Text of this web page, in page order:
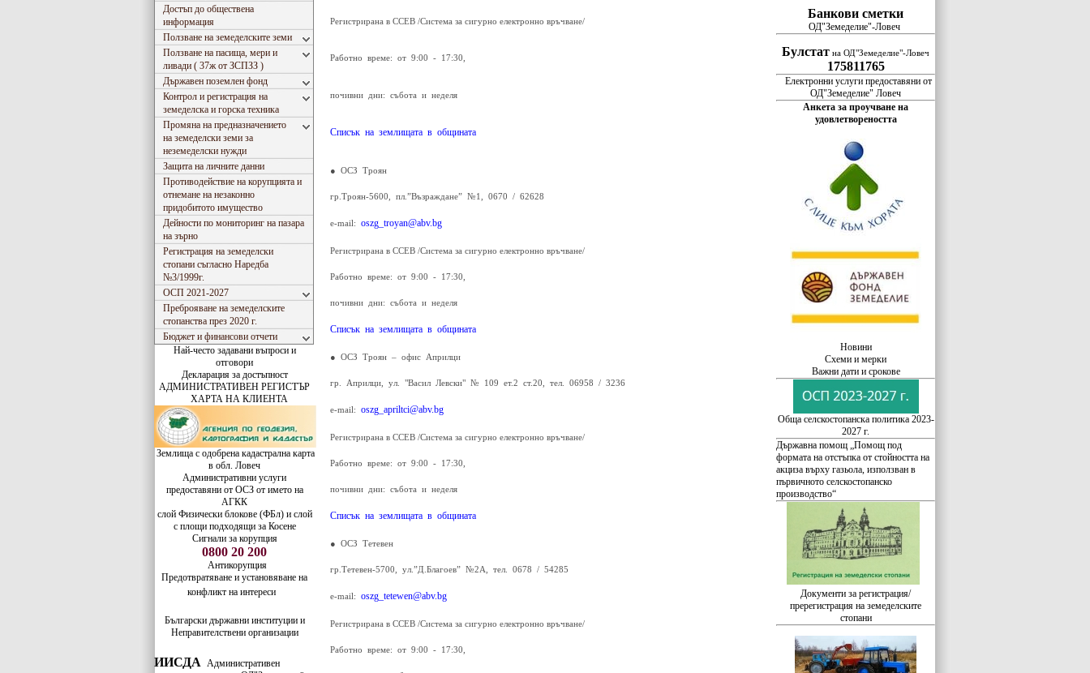
Достъп до обществена
информация
Ползване на земеделските земи
Ползване на пасища, мери и
ливади ( 37ж от ЗСПЗЗ )
Държавен поземлен фонд
Контрол и регистрация на
земеделска и горска техника
Промяна на предназначението
на земеделски земи за
неземеделски нужди
Защита на личните данни
Противодействие на корупцията и
отнемане на незаконно
придобитото имущество
Дейности по мониторинг на пазара
на зърно
Регистрация на земеделски
стопани съгласно Наредба
№3/1999г.
ОСП 2021-2027
Преброяване на земеделските
стопанства през 2020 г.
Бюджет и финансови отчети
Най-често задавани въпроси и
отговори
Декларация за достъпност
АДМИНИСТРАТИВЕН РЕГИСТЪР
ХАРТА НА КЛИЕНТА
Землища с одобрена кадастрална карта
в обл. Ловеч
Административни услуги
предоставяни от ОСЗ от името на
АГКК
слой Физически блокове (ФБл) и слой
с площи подходящи за Косене
Сигнали за корупция
0800 20 200
Антикорупция
Предотвратяване и установяване на
конфликт на интереси
Български държавни институции и
Неправителствени организации
ИИСДА Административен
Регистрирана в ССЕВ /Система за сигурно електронно връчване/
Работно време: от 9:00 - 17:30,
почивни дни: събота и неделя
Списък на землищата в общината
● ОСЗ Троян
гр.Троян-5600, пл.”Възраждане” №1, 0670 / 62628
e-mail: oszg_troyan@abv.bg
Регистрирана в ССЕВ /Система за сигурно електронно връчване/
Работно време: от 9:00 - 17:30,
почивни дни: събота и неделя
Списък на землищата в общината
● ОСЗ Троян – офис Априлци
гр. Априлци, ул. "Васил Левски" № 109 ет.2 ст.20, тел. 06958 / 3236
e-mail: oszg_apriltci@abv.bg
Регистрирана в ССЕВ /Система за сигурно електронно връчване/
Работно време: от 9:00 - 17:30,
почивни дни: събота и неделя
Списък на землищата в общината
● ОСЗ Тетевен
гр.Тетевен-5700, ул.”Д.Благоев” №2А, тел. 0678 / 54285
e-mail: oszg_tetewen@abv.bg
Регистрирана в ССЕВ /Система за сигурно електронно връчване/
Работно време: от 9:00 - 17:30,
Банкови сметки
ОД"Земеделие"-Ловеч
Булстат на ОД"Земеделие"-Ловеч
175811765
Електронни услуги предоставяни от
ОД"Земеделие" Ловеч
Анкета за проучване на
удовлетвореността
Новини
Схеми и мерки
Важни дати и срокове
Обща селскостопанска политика 2023-
2027 г.
Държавна помощ „Помощ под
формата на отстъпка от стойността на
акциза върху газьола, използван в
първичното селскостопанско
производство“
Документи за регистрация/
пререгистрация на земеделските
стопани